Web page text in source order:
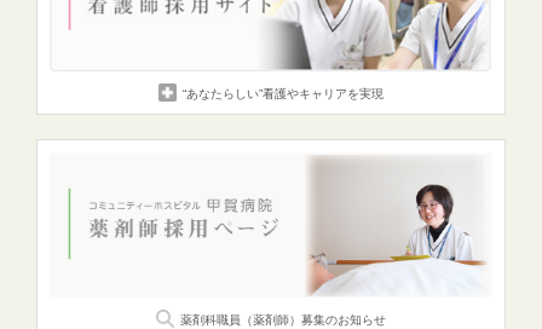
“あなたらしい”看護やキャリアを実現
薬剤科職員（薬剤師） 募集のお知らせ